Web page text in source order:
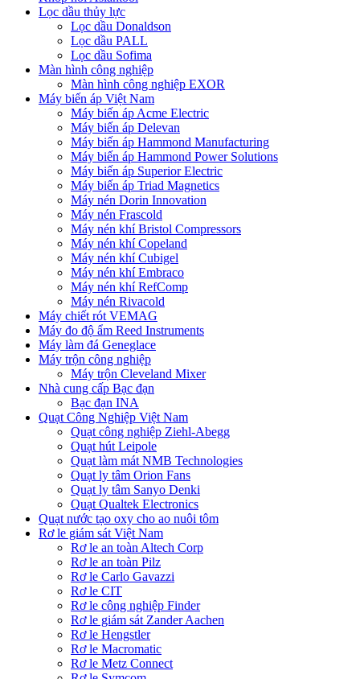
Lọc dầu thủy lực
Lọc dầu Donaldson
Lọc dầu PALL
Lọc dầu Sofima
Màn hình công nghiệp
Màn hình công nghiệp EXOR
Máy biến áp Việt Nam
Máy biến áp Acme Electric
Máy biến áp Delevan
Máy biến áp Hammond Manufacturing
Máy biến áp Hammond Power Solutions
Máy biến áp Superior Electric
Máy biến áp Triad Magnetics
Máy nén Dorin Innovation
Máy nén Frascold
Máy nén khí Bristol Compressors
Máy nén khí Copeland
Máy nén khí Cubigel
Máy nén khí Embraco
Máy nén khí RefComp
Máy nén Rivacold
Máy chiết rót VEMAG
Máy đo độ ẩm Reed Instruments
Máy làm đá Geneglace
Máy trộn công nghiệp
Máy trộn Cleveland Mixer
Nhà cung cấp Bạc đạn
Bạc đạn INA
Quạt Công Nghiệp Việt Nam
Quạt công nghiệp Ziehl-Abegg
Quạt hút Leipole
Quạt làm mát NMB Technologies
Quạt ly tâm Orion Fans
Quạt ly tâm Sanyo Denki
Quạt Qualtek Electronics
Quạt nước tạo oxy cho ao nuôi tôm
Rơ le giám sát Việt Nam
Rơ le an toàn Altech Corp
Rơ le an toàn Pilz
Rơ le Carlo Gavazzi
Rơ le CIT
Rơ le công nghiệp Finder
Rơ le giám sát Zander Aachen
Rơ le Hengstler
Rơ le Macromatic
Rơ le Metz Connect